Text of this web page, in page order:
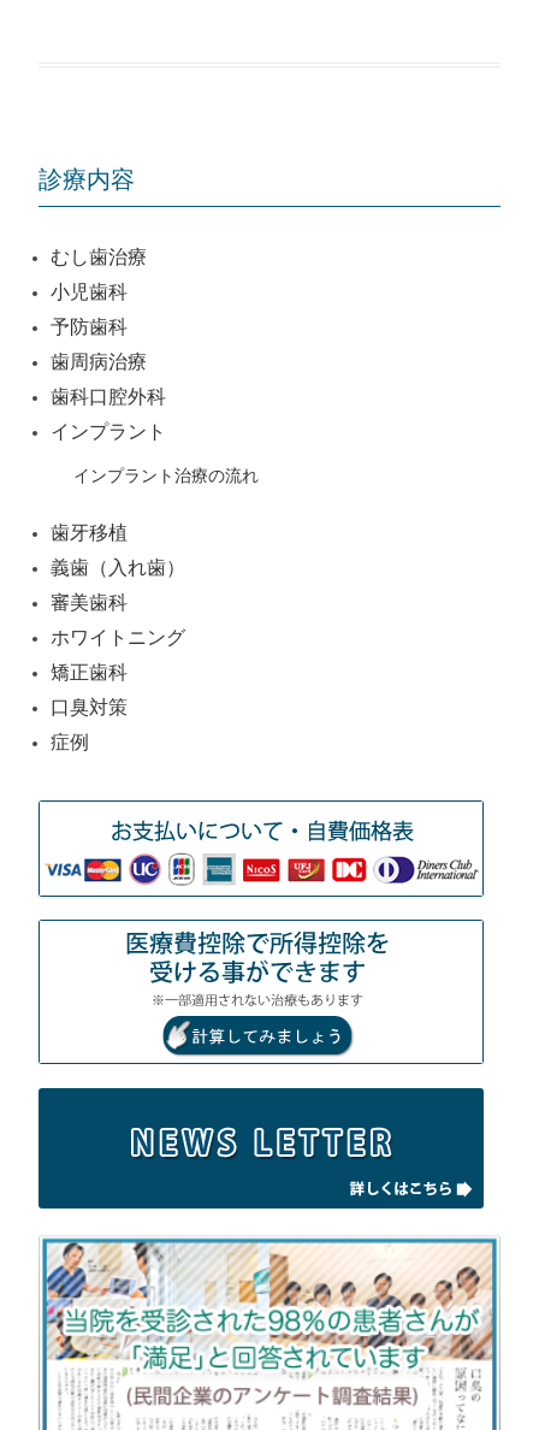
診療内容
むし歯治療
小児歯科
予防歯科
歯周病治療
歯科口腔外科
インプラント
インプラント治療の流れ
歯牙移植
義歯（入れ歯）
審美歯科
ホワイトニング
矯正歯科
口臭対策
症例